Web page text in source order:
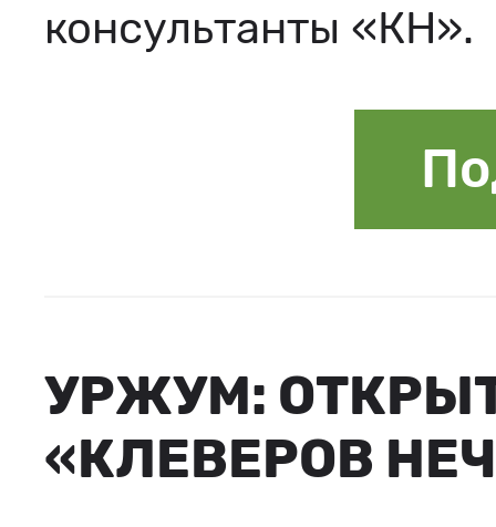
консультанты «КН».
УРЖУМ:
«КЛЕВЕРОВ